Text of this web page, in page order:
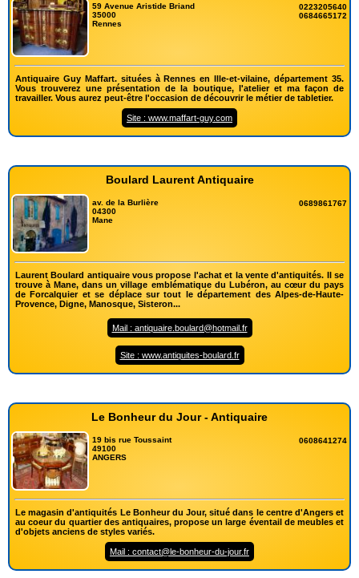
59 Avenue Aristide Briand
35000
Rennes
0223205640
0684665172
Antiquaire Guy Maffart. situées à Rennes en Ille-et-vilaine, département 35.
Vous trouverez une présentation de la boutique, l'atelier et ma façon de
travailler. Vous aurez peut-être l'occasion de découvrir le métier de tabletier.
Site : www.maffart-guy.com
Boulard Laurent Antiquaire
av. de la Burlière
04300
Mane
0689861767
Laurent Boulard antiquaire vous propose l'achat et la vente d'antiquités. Il se
trouve à Mane, dans un village emblématique du Lubéron, au cœur du pays
de Forcalquier et se déplace sur tout le département des Alpes-de-Haute-
Provence, Digne, Manosque, Sisteron...
Mail : antiquaire.boulard@hotmail.fr
Site : www.antiquites-boulard.fr
Le Bonheur du Jour - Antiquaire
19 bis rue Toussaint
49100
ANGERS
0608641274
Le magasin d'antiquités Le Bonheur du Jour, situé dans le centre d'Angers et
au coeur du quartier des antiquaires, propose un large éventail de meubles et
d'objets anciens de styles variés.
Mail : contact@le-bonheur-du-jour.fr